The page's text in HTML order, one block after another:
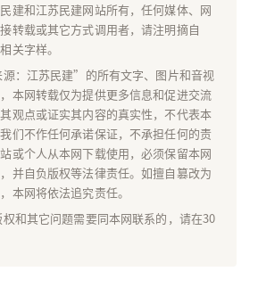
建和江苏民建网站所有，任何媒体、网
转载或其它方式调用者，请注明摘自
关字样。
：江苏民建”的所有文字、图片和音视
本网转载仅为提供更多信息和促进交流
观点或证实其内容的真实性，不代表本
们不作任何承诺保证，不承担任何的责
或个人从本网下载使用，必须保留本网
并自负版权等法律责任。如擅自篡改为
本网将依法追究责任。
和其它问题需要同本网联系的，请在30